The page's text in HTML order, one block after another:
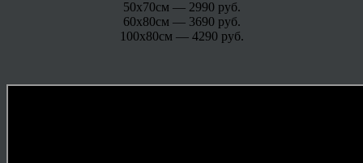
50х70см — 2990 руб.
60х80см — 3690 руб.
100х80см — 4290 руб.